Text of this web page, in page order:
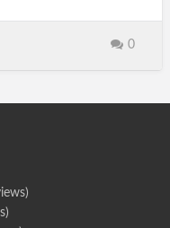
Vista RR, Porto Velho 0